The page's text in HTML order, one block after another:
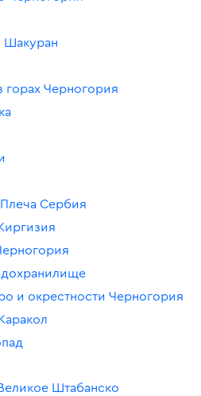
Шакуран
Черногория
Сербия
и окрестности Черногория
Штабанско